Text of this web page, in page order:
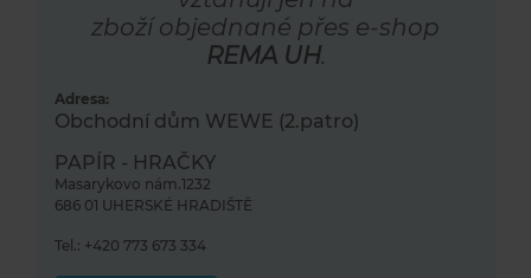
zboží objednané přes e-shop
REMA UH.
Adresa:
Obchodní dům WEWE (2.patro)
PAPÍR - HRAČKY
Masarykovo nám.1232
686 01 UHERSKÉ HRADIŠTĚ
Tel.: +420 773 673 334